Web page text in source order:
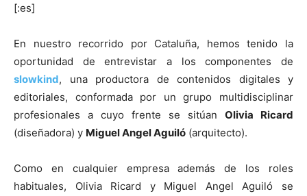
[:es]
En nuestro recorrido por Cataluña, hemos tenido la
oportunidad de entrevistar a los componentes de
slowkind, una productora de contenidos digitales y
editoriales, conformada por un grupo multidisciplinar
profesionales a cuyo frente se sitúan Olivia Ricard
(diseñadora) y Miguel Angel Aguiló (arquitecto).
Como en cualquier empresa además de los roles
habituales, Olivia Ricard y Miguel Angel Aguiló se